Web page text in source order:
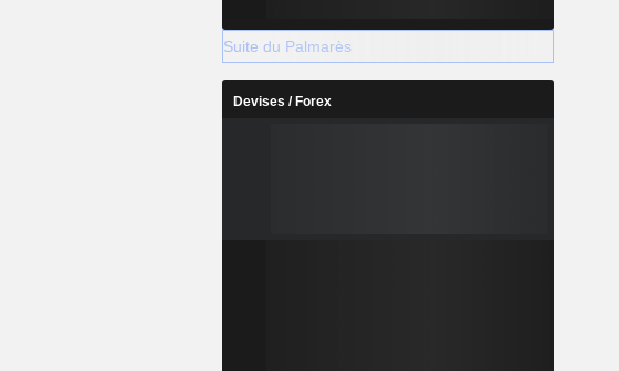
Suite du Palmarès
Devises / Forex